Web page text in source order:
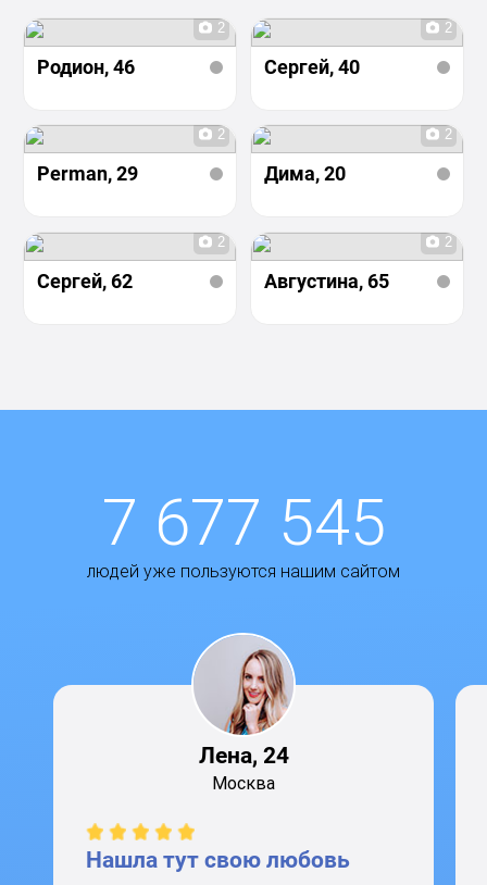
2
Родион, 46
2
Сергей, 40
2
Perman, 29
2
Дима, 20
2
Сергей, 62
2
Августина, 65
7 677 545
людей уже пользуются нашим сайтом
Лена, 24
Москва
Нашла тут свою любовь